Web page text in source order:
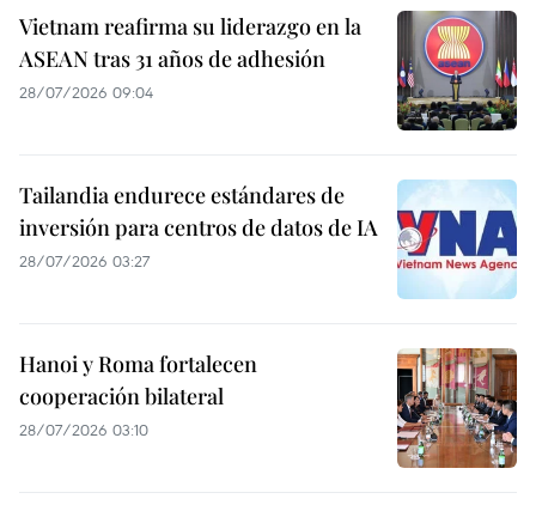
Vietnam reafirma su liderazgo en la
ASEAN tras 31 años de adhesión
28/07/2026 09:04
Tailandia endurece estándares de
inversión para centros de datos de IA
28/07/2026 03:27
Hanoi y Roma fortalecen
cooperación bilateral
28/07/2026 03:10